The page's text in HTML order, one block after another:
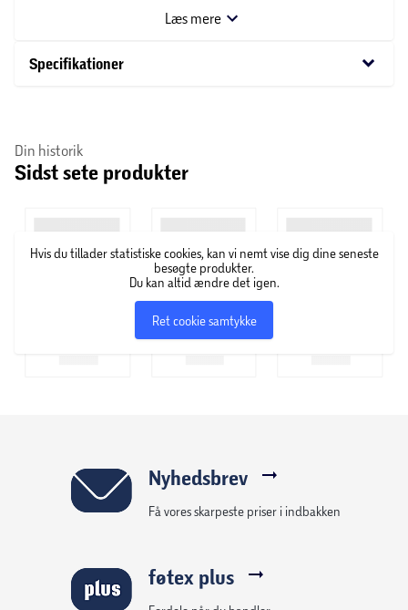
trin og sikre, at dit tøj bliver vasket korrekt og skånsomt.
nyttig hjælp til hele familien.
Læs mere
Specifikationer keyboard_arrow_down
Din historik
Sidst sete produkter
Hvis du tillader statistiske cookies, kan vi nemt vise dig dine seneste
besøgte produkter.
Du kan altid ændre det igen.
Ret cookie samtykke
Nyhedsbrev
Få vores skarpeste priser i indbakken
føtex plus